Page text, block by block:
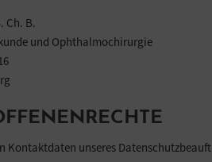
Ch. B.
und Ophthalmochirurgie
Kontaktdaten unseres